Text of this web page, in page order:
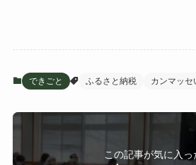
できごと ふるさと納税 カンマッセ
この記事が気に入っ